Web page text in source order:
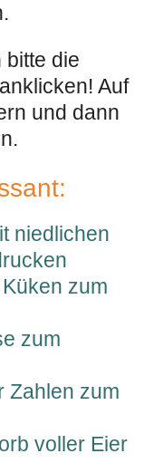
die
Auf
und dann
niedlichen
zum
zum
Zahlen zum
voller Eier